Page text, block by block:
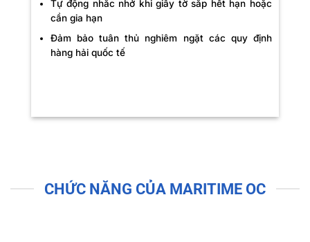
Tự động nhắc nhở khi giấy tờ sắp hết hạn hoặc
cần gia hạn
Đảm bảo tuân thủ nghiêm ngặt các quy định
hàng hải quốc tế
CHỨC NĂNG CỦA MARITIME OC